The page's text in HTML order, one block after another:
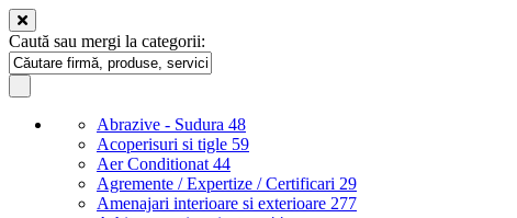
Caută sau mergi la categorii:
Abrazive - Sudura 48
Acoperisuri si tigle 59
Aer Conditionat 44
Agremente / Expertize / Certificari 29
Amenajari interioare si exterioare 277